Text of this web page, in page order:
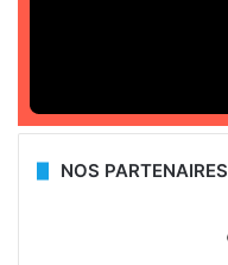
NOS PARTENAIRES